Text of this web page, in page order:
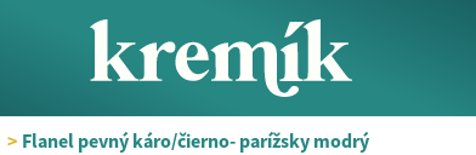
> Flanel pevný káro/čierno- parížsky modrý